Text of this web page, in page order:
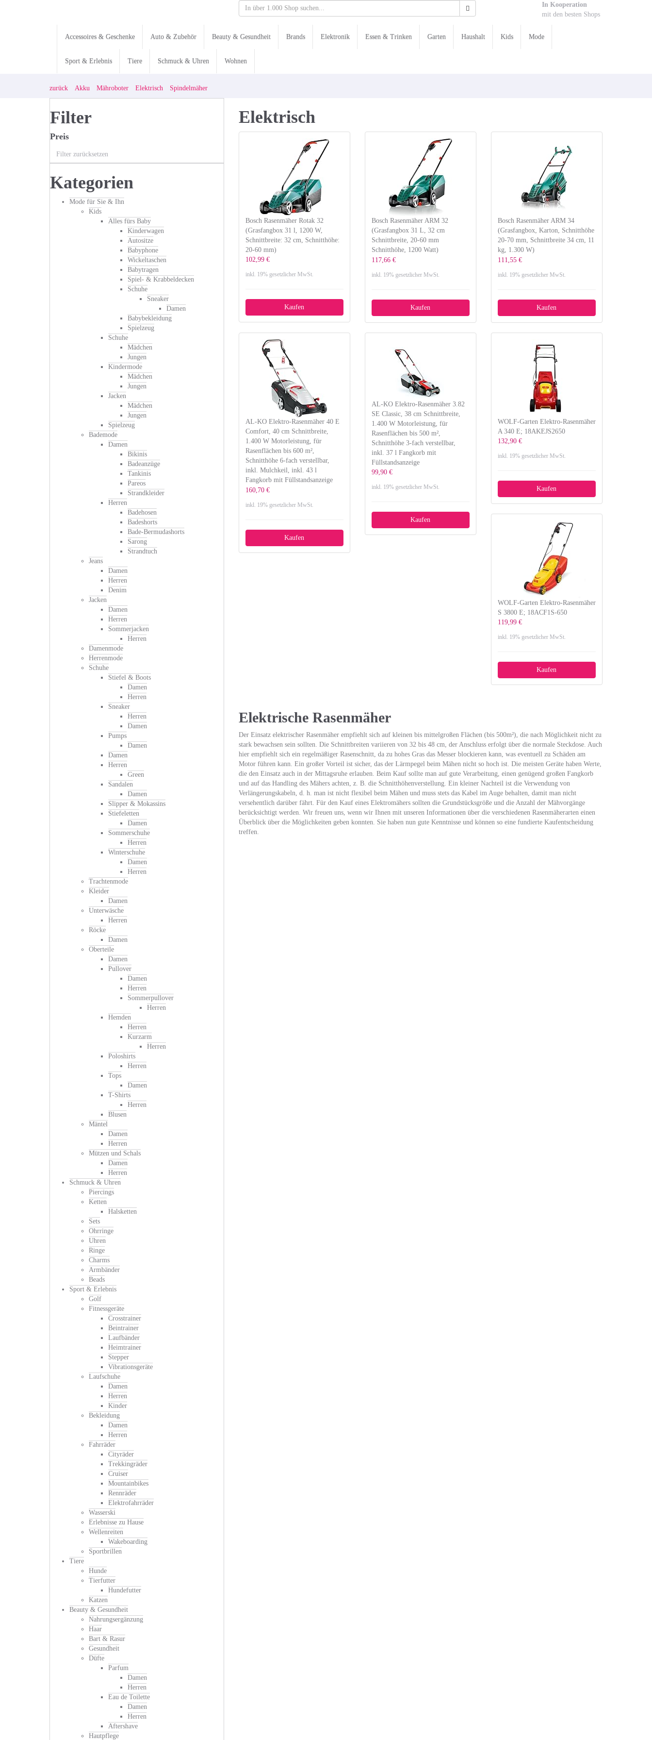
In Kooperation
mit den besten Shops
Accessoires & Geschenke Auto & Zubehör Beauty & Gesundheit Brands Elektronik Essen & Trinken Garten Haushalt Kids Mode
Sport & Erlebnis Tiere Schmuck & Uhren Wohnen
zurück Akku Mähroboter Elektrisch Spindelmäher
Elektrisch
Bosch Rasenmäher Rotak 32
(Grasfangbox 31 l, 1200 W,
Schnittbreite: 32 cm, Schnitthöhe:
20-60 mm)
102,99 €
inkl. 19% gesetzlicher MwSt.
Kaufen
Bosch Rasenmäher ARM 32
(Grasfangbox 31 L, 32 cm
Schnittbreite, 20-60 mm
Schnitthöhe, 1200 Watt)
117,66 €
inkl. 19% gesetzlicher MwSt.
Kaufen
Bosch Rasenmäher ARM 34
(Grasfangbox, Karton, Schnitthöhe
20-70 mm, Schnittbreite 34 cm, 11
kg, 1.300 W)
111,55 €
inkl. 19% gesetzlicher MwSt.
Kaufen
AL-KO Elektro-Rasenmäher 40 E
Comfort, 40 cm Schnittbreite,
1.400 W Motorleistung, für
Rasenflächen bis 600 m²,
Schnitthöhe 6-fach verstellbar,
inkl. Mulchkeil, inkl. 43 l
Fangkorb mit Füllstandsanzeige
160,70 €
inkl. 19% gesetzlicher MwSt.
Kaufen
AL-KO Elektro-Rasenmäher 3.82
SE Classic, 38 cm Schnittbreite,
1.400 W Motorleistung, für
Rasenflächen bis 500 m²,
Schnitthöhe 3-fach verstellbar,
inkl. 37 l Fangkorb mit
Füllstandsanzeige
99,90 €
inkl. 19% gesetzlicher MwSt.
Kaufen
WOLF-Garten Elektro-Rasenmäher
A 340 E; 18AKEJS2650
132,90 €
inkl. 19% gesetzlicher MwSt.
Kaufen
WOLF-Garten Elektro-Rasenmäher
S 3800 E; 18ACF1S-650
119,99 €
inkl. 19% gesetzlicher MwSt.
Kaufen
Elektrische Rasenmäher
Der Einsatz elektrischer Rasenmäher empfiehlt sich auf kleinen bis mittelgroßen Flächen (bis 500m²), die nach Möglichkeit nicht zu
stark bewachsen sein sollten. Die Schnittbreiten variieren von 32 bis 48 cm, der Anschluss erfolgt über die normale Steckdose. Auch
hier empfiehlt sich ein regelmäßiger Rasenschnitt, da zu hohes Gras das Messer blockieren kann, was eventuell zu Schäden am
Motor führen kann. Ein großer Vorteil ist sicher, das der Lärmpegel beim Mähen nicht so hoch ist. Die meisten Geräte haben Werte,
die den Einsatz auch in der Mittagsruhe erlauben. Beim Kauf sollte man auf gute Verarbeitung, einen genügend großen Fangkorb
und auf das Handling des Mähers achten, z. B. die Schnitthöhenverstellung. Ein kleiner Nachteil ist die Verwendung von
Verlängerungskabeln, d. h. man ist nicht flexibel beim Mähen und muss stets das Kabel im Auge behalten, damit man nicht
versehentlich darüber fährt. Für den Kauf eines Elektromähers sollten die Grundstücksgröße und die Anzahl der Mähvorgänge
berücksichtigt werden. Wir freuen uns, wenn wir Ihnen mit unseren Informationen über die verschiedenen Rasenmäherarten einen
Überblick über die Möglichkeiten geben konnten. Sie haben nun gute Kenntnisse und können so eine fundierte Kaufentscheidung
treffen.
Filter
Preis
Filter zurücksetzen
Kategorien
Mode für Sie & Ihn
Kids
Alles fürs Baby
Kinderwagen
Autositze
Babyphone
Wickeltaschen
Babytragen
Spiel- & Krabbeldecken
Schuhe
Sneaker
Damen
Babybekleidung
Spielzeug
Schuhe
Mädchen
Jungen
Kindermode
Mädchen
Jungen
Jacken
Mädchen
Jungen
Spielzeug
Bademode
Damen
Bikinis
Badeanzüge
Tankinis
Pareos
Strandkleider
Herren
Badehosen
Badeshorts
Bade-Bermudashorts
Sarong
Strandtuch
Jeans
Damen
Herren
Denim
Jacken
Damen
Herren
Sommerjacken
Herren
Damenmode
Herrenmode
Schuhe
Stiefel & Boots
Damen
Herren
Sneaker
Herren
Damen
Pumps
Damen
Damen
Herren
Green
Sandalen
Damen
Slipper & Mokassins
Stiefeletten
Damen
Sommerschuhe
Herren
Winterschuhe
Damen
Herren
Trachtenmode
Kleider
Damen
Unterwäsche
Herren
Röcke
Damen
Oberteile
Damen
Pullover
Damen
Herren
Sommerpullover
Herren
Hemden
Herren
Kurzarm
Herren
Poloshirts
Herren
Tops
Damen
T-Shirts
Herren
Blusen
Mäntel
Damen
Herren
Mützen und Schals
Damen
Herren
Schmuck & Uhren
Piercings
Ketten
Halsketten
Sets
Ohrringe
Uhren
Ringe
Charms
Armbänder
Beads
Sport & Erlebnis
Golf
Fitnessgeräte
Crosstrainer
Beintrainer
Laufbänder
Heimtrainer
Stepper
Vibrationsgeräte
Laufschuhe
Damen
Herren
Kinder
Bekleidung
Damen
Herren
Fahrräder
Cityräder
Trekkingräder
Cruiser
Mountainbikes
Rennräder
Elektrofahrräder
Wasserski
Erlebnisse zu Hause
Wellenreiten
Wakeboarding
Sportbrillen
Tiere
Hunde
Tierfutter
Hundefutter
Katzen
Beauty & Gesundheit
Nahrungsergänzung
Haar
Bart & Rasur
Gesundheit
Düfte
Parfum
Damen
Herren
Eau de Toilette
Damen
Herren
Aftershave
Hautpflege